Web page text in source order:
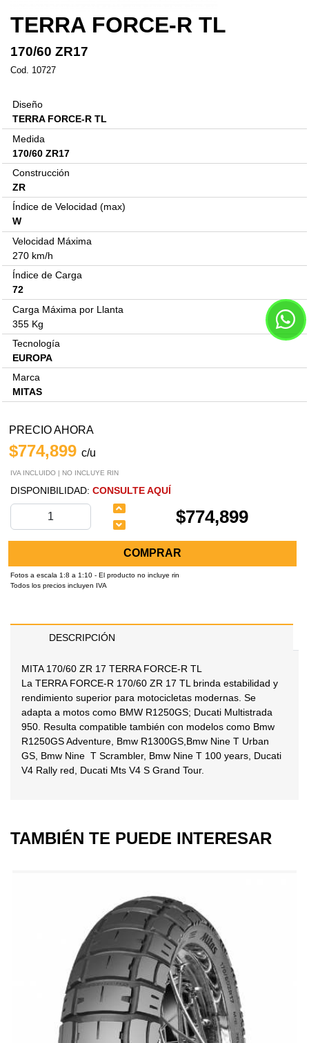
TERRA FORCE-R TL
170/60 ZR17
Cod. 10727
Diseño
TERRA FORCE-R TL
Medida
170/60 ZR17
Construcción
ZR
Índice de Velocidad (max)
W
Velocidad Máxima
270 km/h
Índice de Carga
72
Carga Máxima por Llanta
355 Kg
Tecnología
EUROPA
Marca
MITAS
PRECIO AHORA
$774,899 c/u
IVA INCLUIDO | NO INCLUYE RIN
DISPONIBILIDAD: CONSULTE AQUÍ
$774,899
COMPRAR
Fotos a escala 1:8 a 1:10 - El producto no incluye rin
Todos los precios incluyen IVA
DESCRIPCIÓN
MITA 170/60 ZR 17 TERRA FORCE-R TL
La TERRA FORCE-R 170/60 ZR 17 TL brinda estabilidad y
rendimiento superior para motocicletas modernas. Se
adapta a motos como BMW R1250GS; Ducati Multistrada
950. Resulta compatible también con modelos como Bmw
R1250GS Adventure, Bmw R1300GS,Bmw Nine T Urban
GS, Bmw Nine T Scrambler, Bmw Nine T 100 years, Ducati
V4 Rally red, Ducati Mts V4 S Grand Tour.
TAMBIÉN TE PUEDE INTERESAR